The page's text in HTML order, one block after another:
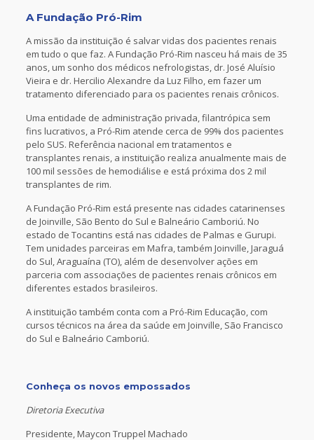
A Fundação Pró-Rim
A missão da instituição é salvar vidas dos pacientes renais
em tudo o que faz. A Fundação Pró-Rim nasceu há mais de 35
anos, um sonho dos médicos nefrologistas, dr. José Aluísio
Vieira e dr. Hercilio Alexandre da Luz Filho, em fazer um
tratamento diferenciado para os pacientes renais crônicos.
Uma entidade de administração privada, filantrópica sem
fins lucrativos, a Pró-Rim atende cerca de 99% dos pacientes
pelo SUS. Referência nacional em tratamentos e
transplantes renais, a instituição realiza anualmente mais de
100 mil sessões de hemodiálise e está próxima dos 2 mil
transplantes de rim.
A Fundação Pró-Rim está presente nas cidades catarinenses
de Joinville, São Bento do Sul e Balneário Camboriú. No
estado de Tocantins está nas cidades de Palmas e Gurupi.
Tem unidades parceiras em Mafra, também Joinville, Jaraguá
do Sul, Araguaína (TO), além de desenvolver ações em
parceria com associações de pacientes renais crônicos em
diferentes estados brasileiros.
A instituição também conta com a Pró-Rim Educação, com
cursos técnicos na área da saúde em Joinville, São Francisco
do Sul e Balneário Camboriú.
Conheça os novos empossados
Diretoria Executiva
Presidente, Maycon Truppel Machado